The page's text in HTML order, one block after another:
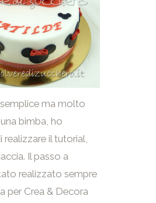
ma molto
bimba, ho
realizzare il tutorial,
Il passo a
realizzato sempre
per Crea & Decora